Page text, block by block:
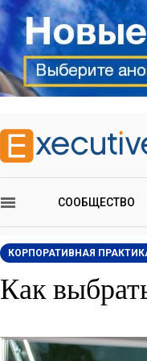
СООБЩЕСТВО
КОРПОРАТИВНАЯ
Как